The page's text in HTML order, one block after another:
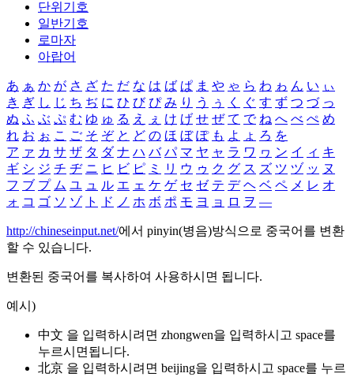
단위기호
일반기호
로마자
아랍어
あ ぁ か が さ ざ た だ な は ば ぱ ま や ゃ ら わ ゎ ん い ぃ
き ぎ し じ ち ぢ に ひ び ぴ み り う ぅ く ぐ す ず つ づ っ
ぬ ふ ぶ ぷ む ゆ ゅ る え ぇ け げ せ ぜ て で ね へ べ ぺ め
れ お ぉ こ ご そ ぞ と ど の ほ ぼ ぽ も よ ょ ろ を
ア ァ カ サ ザ タ ダ ナ ハ バ パ マ ヤ ャ ラ ワ ヮ ン イ ィ キ
ギ シ ジ チ ヂ ニ ヒ ビ ピ ミ リ ウ ゥ ク グ ス ズ ツ ヅ ッ ヌ
フ ブ プ ム ユ ュ ル エ ェ ケ ゲ セ ゼ テ デ ヘ ベ ペ メ レ オ
ォ コ ゴ ソ ゾ ト ド ノ ホ ボ ポ モ ヨ ョ ロ ヲ ―
http://chineseinput.net/에서 pinyin(병음)방식으로 중국어를 변환
할 수 있습니다.
변환된 중국어를 복사하여 사용하시면 됩니다.
예시)
中文 을 입력하시려면 zhongwen을 입력하시고 space를
누르시면됩니다.
北京 을 입력하시려면 beijing을 입력하시고 space를 누르